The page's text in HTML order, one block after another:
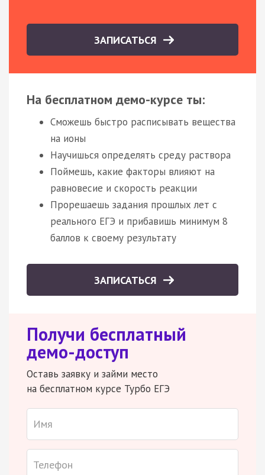
ЗАПИСАТЬСЯ
На бесплатном демо-курсе ты:
Сможешь быстро расписывать вещества
на ионы
Научишься определять среду раствора
Поймешь, какие факторы влияют на
равновесие и скорость реакции
Прорешаешь задания прошлых лет с
реального ЕГЭ и прибавишь минимум 8
баллов к своему результату
ЗАПИСАТЬСЯ
Получи бесплатный
демо-доступ
Оставь заявку и займи место
на бесплатном курсе Турбо ЕГЭ